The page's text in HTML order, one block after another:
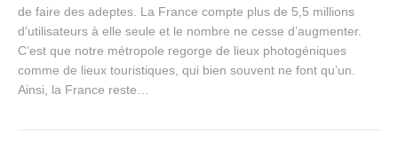
de faire des adeptes. La France compte plus de 5,5 millions
d’utilisateurs à elle seule et le nombre ne cesse d’augmenter.
C’est que notre métropole regorge de lieux photogéniques
comme de lieux touristiques, qui bien souvent ne font qu’un.
Ainsi, la France reste…